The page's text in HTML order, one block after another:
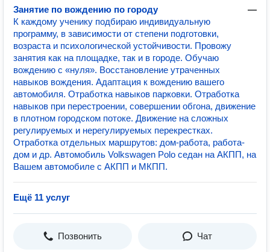
Занятие по вождению по городу
—
К каждому ученику подбираю индивидуальную
программу, в зависимости от степени подготовки,
возраста и психологической устойчивости. Провожу
занятия как на площадке, так и в городе. Обучаю
вождению с «нуля». Восстановление утраченных
навыков вождения. Адаптация к вождению вашего
автомобиля. Отработка навыков парковки. Отработка
навыков при перестроении, совершении обгона, движение
в плотном городском потоке. Движение на сложных
регулируемых и нерегулируемых перекрестках.
Отработка отдельных маршрутов: дом-работа, работа-
дом и др. Автомобиль Volkswagen Polo седан на АКПП, на
Вашем автомобиле с АКПП и МКПП.
Ещё 11 услуг
Позвонить Чат